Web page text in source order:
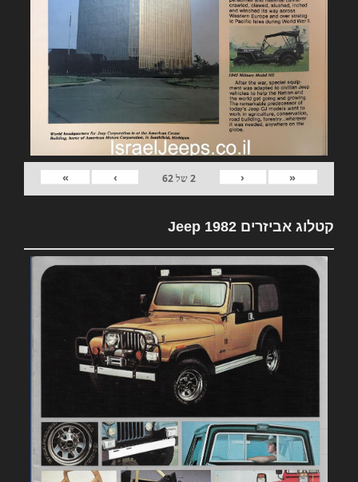
«
‹
2של62
›
»
קטלוג אביזרים 1982 Jeep